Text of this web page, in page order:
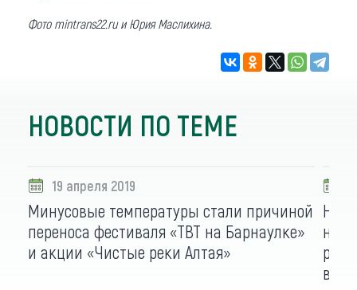
Фото mintrans22.ruи Юрия Маслихина.
НОВОСТИ ПО ТЕМЕ
19 апреля 2019
Минусовые температуры стали причиной
переноса фестиваля «ТВТ на Барнаулке»
и акции «Чистые реки Алтая»
На
на